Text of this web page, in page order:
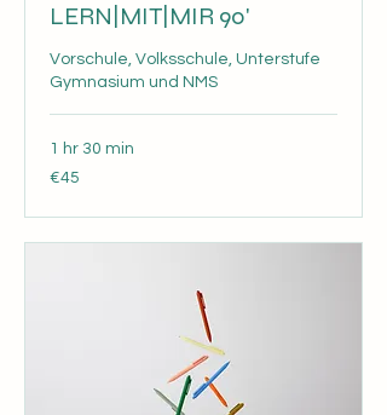
LERN|MIT|MIR 90'
Vorschule, Volksschule, Unterstufe
Gymnasium und NMS
1 hr 30 min
45
euros
€45